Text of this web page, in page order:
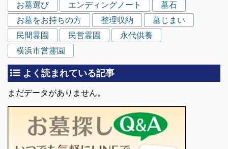
お墓選び
エンディングノート
墓石
お墓をお持ちの方
整理収納
墓じまい
民間霊園
民営霊園
永代供養
横浜市営霊園
よく読まれている記事
まだデータがありません。